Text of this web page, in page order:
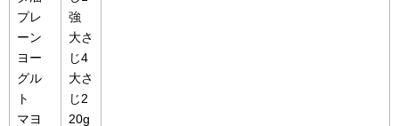
プレ
ーン
ヨー
グル
ト
マヨ
強
大さ
じ4
大さ
じ2
20g